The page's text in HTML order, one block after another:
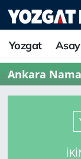
Yozgat
Ankara